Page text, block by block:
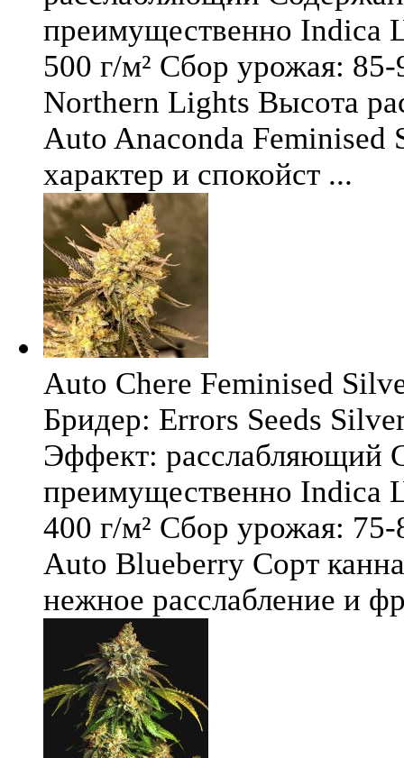
преимущественно Indica
500 г/м² Сбор урожая:
Northern Lights Высота
Auto Anaconda
характер и спокойст ...
Auto Chere Feminised
Бридер: Errors Seeds
Эффект: расслабляющий
преимущественно Indica
400 г/м² Сбор урожая:
Auto Blueberry Сорт
нежное расслабление и